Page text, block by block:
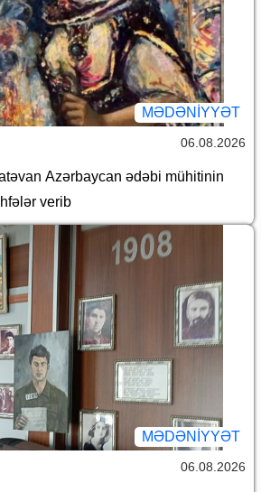
MƏDƏNIYYƏT
06.08.2026
Azərbaycan ədəbi mühitinin
verib
MƏDƏNIYYƏT
06.08.2026